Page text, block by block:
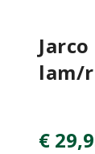
lam/
€ 29,